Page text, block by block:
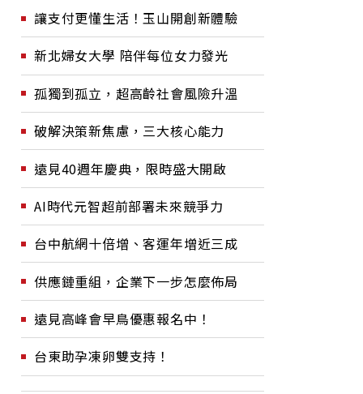
讓支付更懂生活！玉山開創新體驗
新北婦女大學 陪伴每位女力發光
孤獨到孤立，超高齡社會風險升溫
破解決策新焦慮，三大核心能力
遠見40週年慶典，限時盛大開啟
AI時代元智超前部署未來競爭力
台中航網十倍增、客運年增近三成
供應鏈重組，企業下一步怎麼佈局
遠見高峰會早鳥優惠報名中！
台東助孕凍卵雙支持！